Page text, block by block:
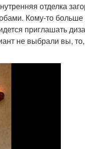
отделка
Кому-то больше
приглашать
не выбрали вы,